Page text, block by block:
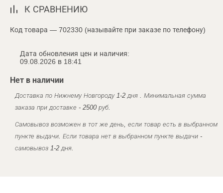
К СРАВНЕНИЮ
Код товара — 702330 (называйте при заказе по телефону)
Дата обновления цен и наличия:
09.08.2026 в 18:41
Нет в наличии
Доставка по Нижнему Новгороду 1-2 дня . Минимальная сумма
заказа при доставке - 2500 руб.
Самовывоз возможен в тот же день, если товар есть в выбранном
пункте выдачи. Если товара нет в выбранном пункте выдачи -
самовывоз 1-2 дня.